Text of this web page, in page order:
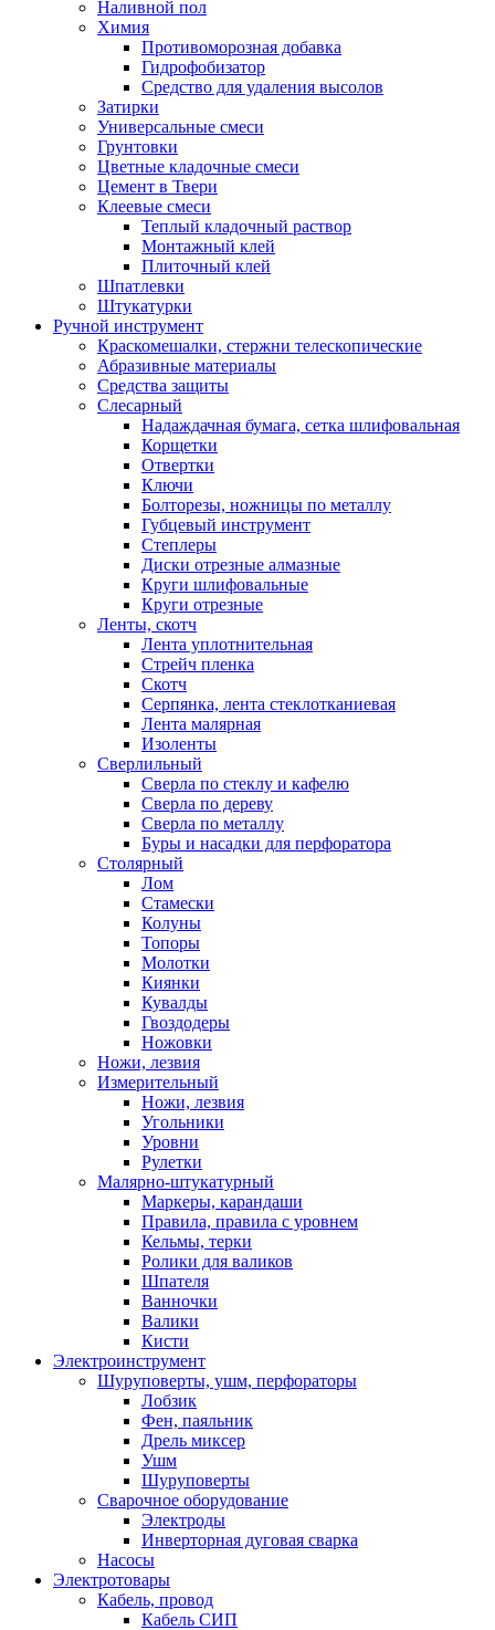
Наливной пол
Химия
Противоморозная добавка
Гидрофобизатор
Средство для удаления высолов
Затирки
Универсальные смеси
Грунтовки
Цветные кладочные смеси
Цемент в Твери
Клеевые смеси
Теплый кладочный раствор
Монтажный клей
Плиточный клей
Шпатлевки
Штукатурки
Ручной инструмент
Краскомешалки, стержни телескопические
Абразивные материалы
Средства защиты
Слесарный
Надаждачная бумага, сетка шлифовальная
Корщетки
Отвертки
Ключи
Болторезы, ножницы по металлу
Губцевый инструмент
Степлеры
Диски отрезные алмазные
Круги шлифовальные
Круги отрезные
Ленты, скотч
Лента уплотнительная
Стрейч пленка
Скотч
Серпянка, лента стеклотканиевая
Лента малярная
Изоленты
Сверлильный
Сверла по стеклу и кафелю
Сверла по дереву
Сверла по металлу
Буры и насадки для перфоратора
Столярный
Лом
Стамески
Колуны
Топоры
Молотки
Киянки
Кувалды
Гвоздодеры
Ножовки
Ножи, лезвия
Измерительный
Ножи, лезвия
Угольники
Уровни
Рулетки
Малярно-штукатурный
Маркеры, карандаши
Правила, правила с уровнем
Кельмы, терки
Ролики для валиков
Шпателя
Ванночки
Валики
Кисти
Электроинструмент
Шуруповерты, ушм, перфораторы
Лобзик
Фен, паяльник
Дрель миксер
Ушм
Шуруповерты
Сварочное оборудование
Электроды
Инверторная дуговая сварка
Насосы
Электротовары
Кабель, провод
Кабель СИП